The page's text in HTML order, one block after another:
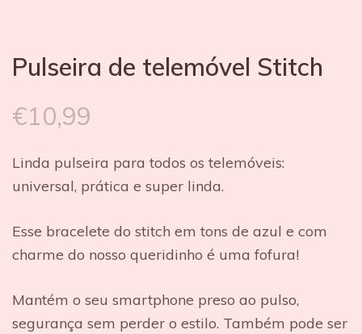
Pulseira de telemóvel Stitch
€10,99
Linda pulseira para todos os telemóveis:
universal, prática e super linda.
Esse bracelete do stitch em tons de azul e com
charme do nosso queridinho é uma fofura!
Mantém o seu smartphone preso ao pulso,
segurança sem perder o estilo. Também pode ser